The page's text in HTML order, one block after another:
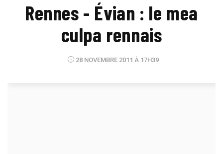
Rennes - Évian : le mea
culpa rennais
28 NOVEMBRE 2011 À 17H39